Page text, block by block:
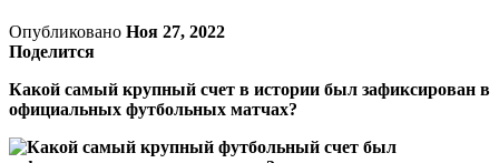
Опубликовано Ноя 27, 2022
Поделится
Какой самый крупный счет в истории был зафиксирован в
официальных футбольных матчах?